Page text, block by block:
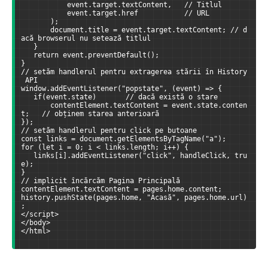
event.target.textContent,   // Titlul
event.target.href           // URL
);
document.title = event.target.textContent; // d
acă browserul nu setează titlul
}
return event.preventDefault();
}
// setăm handlerul pentru extragerea stării în History
API
window.addEventListener("popstate", (event) => {
if(event.state)       // dacă există o stare
contentElement.textContent = event.state.conten
t;   // obținem starea anterioară
});
// setăm handlerul pentru click pe butoane
const links = document.getElementsByTagName("a");
for (let i = 0; i < links.length; i++) {
links[i].addEventListener("click", handleClick, tru
e);
}
// implicit încărcăm Pagina Principală
contentElement.textContent = pages.home.content;
history.pushState(pages.home, "Acasă", pages.home.url)
;
</script>
</body>
</html>